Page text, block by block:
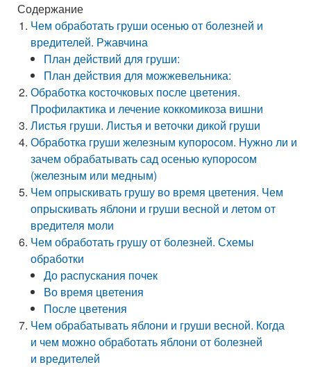
Содержание
Чем обработать груши осенью от болезней и
вредителей. Ржавчина
План действий для груши:
План действия для можжевельника:
Обработка косточковых после цветения.
Профилактика и лечение коккомикоза вишни
Листья груши. Листья и веточки дикой груши
Обработка груши железным купоросом. Нужно ли и
зачем обрабатывать сад осенью купоросом
(железным или медным)
Чем опрыскивать грушу во время цветения. Чем
опрыскивать яблони и груши весной и летом от
вредителя моли
Чем обработать грушу от болезней. Схемы
обработки
До распускания почек
Во время цветения
После цветения
Чем обрабатывать яблони и груши весной. Когда
и чем можно обработать яблони от болезней
и вредителей